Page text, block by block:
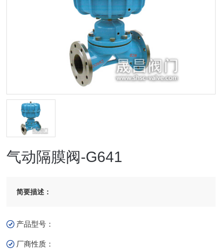
气动隔膜阀-G641
简要描述：
产品型号：
厂商性质：